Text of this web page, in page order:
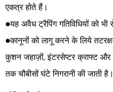
एकत्र होते हैं।
●यह अवैध ट्रैपिंग गतिविधियों को भी
●कानूनों को लागू करने के लिये
कुशन जहाज़ों, इंटरसेप्टर क्राफ्ट और
तक चौबीसों घंटे निगरानी की जाती है।